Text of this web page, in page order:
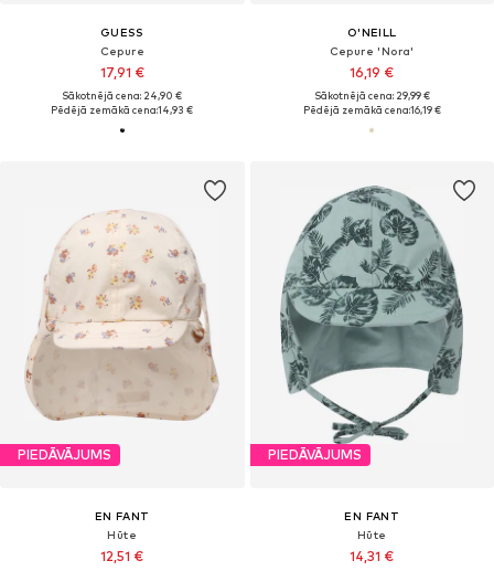
GUESS
Cepure
17,91 €
Sākotnējā cena: 24,90 €
Pēdējā zemākā cena:14,93 €
O'NEILL
Cepure 'Nora'
16,19 €
Sākotnējā cena: 29,99 €
Pēdējā zemākā cena:16,19 €
PIEDĀVĀJUMS
EN FANT
Hūte
12,51 €
PIEDĀVĀJUMS
EN FANT
Hūte
14,31 €